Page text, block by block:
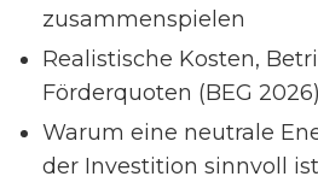
zusammenspielen
Realistische Kosten,
Förderquoten (BEG 2026)
Warum eine neutrale
der Investition sinnvoll ist